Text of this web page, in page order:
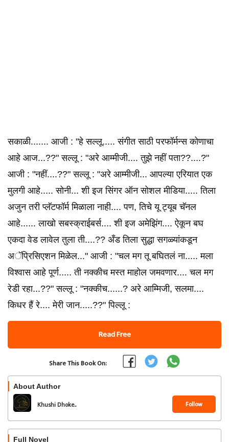
सकाळी....... आजी : "हे सल्लू..... संगीत साठी परफॉर्मन्स कोणाचा
आहे आज...??" सल्लू : "अरे आम्मीजी.... तुझे नहीं पता??....?"
आजी : "नहीं....??" सल्लू : "अरे आम्मीजी... आपल्या एरियात एक
मुलगी आहे..... सोनी... शी इज सिंगर ऑन सोशल मीडिया..... तिला
अजुन तरी प्लॅटफॉर्म मिळाला नाही.... पण, तिचे यू ट्यूब चॅनल
आहे...... लाखो सबस्क्राईबर्स.... शी इज अमेझिंग.... ऐकून बघ
एकदा वेड लावेल तुला ती....?? अँड तिला सुद्धा सगळ्यांकडून
अॅप्रिसिएशन मिळेल..." आजी : "चल मग तू बघितलं ना..... मला
विश्वास आहे पूर्ण..... ती नक्कीच मस्त माहोल जमवणार.... चल मग
रेडी रहा...??" सल्लू : "नक्कीच......? अरे आम्मिजी, सलमा....
किधर हैं रे.... मेरी जान.....??" पिल्लू :
Read Free
Share This Book On:
About Author
Khushi Dhoke..️️️ Follow
Full Novel